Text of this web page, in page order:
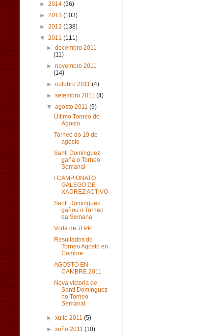
► 2014 (96)
► 2013 (103)
► 2012 (138)
▼ 2011 (111)
►decembro 2011
(11)
►novembro 2011
(14)
►outubro 2011(4)
►setembro 2011(4)
▼agosto 2011(9)
Último Torneo de
Agosto
Torneo do 19 de
agosto
Santi Domínguez
gaña o Torneo
Semanal
I CAMPIONATO
GALEGO DE
XADREZ ACTIVO
Santi Dominguez
gañou o Torneo
da Semana
Voda de JLPP
Resultados do
Torneo Agosto en
Cambre
AGOSTO EN
CAMBRE 2011
Nova victoria de
Santi Domínguez
no Torneo
Semanal
►xullo 2011(5)
►xuño 2011(10)